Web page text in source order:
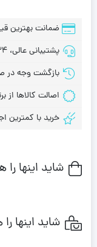
ضمانت بهترین
پشتیبانی عالی، 24 ساعت، 7 روز هفته
بازگشت وجه در
اصالت کالاها از
خرید با کمترین
شاید اینها
شاید اینها